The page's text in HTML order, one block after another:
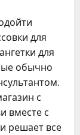
для
для
обычно
с
вместе с
решает все